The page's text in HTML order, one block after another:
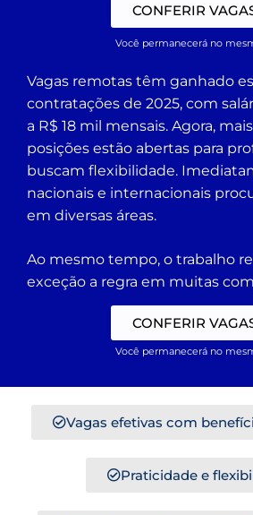
CONFERIR
Você permanecerá no
Vagas remotas têm ganhado
contratações de 2025, com
a R$ 18 mil mensais. Agora,
posições estão abertas para
buscam flexibilidade.
nacionais e internacionais
em diversas áreas.
Ao mesmo tempo, o trabalho
exceção a regra em muitas
CONFERIR
Você permanecerá no
Vagas efetivas com
Praticidade e